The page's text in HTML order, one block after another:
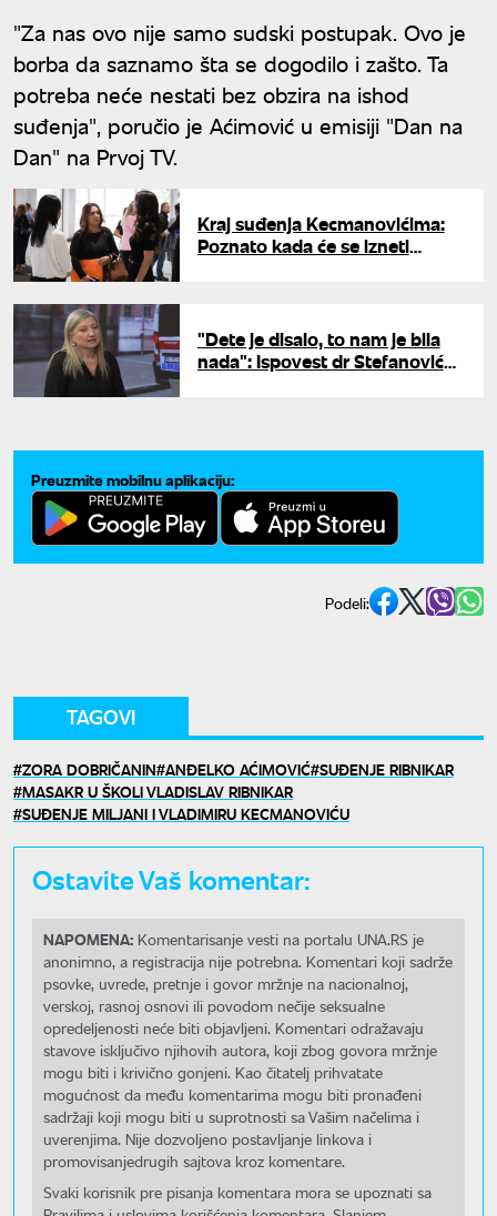
"Za nas ovo nije samo sudski postupak. Ovo je
borba da saznamo šta se dogodilo i zašto. Ta
potreba neće nestati bez obzira na ishod
suđenja", poručio je Aćimović u emisiji "Dan na
Dan" na Prvoj TV.
Kraj suđenja Kecmanovićima:
Poznato kada će se izneti
"Dete je disalo, to nam je bila
nada": Ispovest dr Stefanović
Preuzmite mobilnu aplikaciju:
Podeli:
TAGOVI
ZORA DOBRIČANIN ANĐELKO AĆIMOVIĆ SUĐENJE RIBNIKAR
MASAKR U ŠKOLI VLADISLAV RIBNIKAR
SUĐENJE MILJANI I VLADIMIRU KECMANOVIĆU
Ostavite Vaš komentar:
NAPOMENA: Komentarisanje vesti na portalu UNA.RS je
anonimno, a registracija nije potrebna. Komentari koji sadrže
psovke, uvrede, pretnje i govor mržnje na nacionalnoj,
verskoj, rasnoj osnovi ili povodom nečije seksualne
opredeljenosti neće biti objavljeni. Komentari odražavaju
stavove isključivo njihovih autora, koji zbog govora mržnje
mogu biti i krivično gonjeni. Kao čitatelj prihvatate
mogućnost da među komentarima mogu biti pronađeni
sadržaji koji mogu biti u suprotnosti sa Vašim načelima i
uverenjima. Nije dozvoljeno postavljanje linkova i
promovisanjedrugih sajtova kroz komentare.
Svaki korisnik pre pisanja komentara mora se upoznati sa